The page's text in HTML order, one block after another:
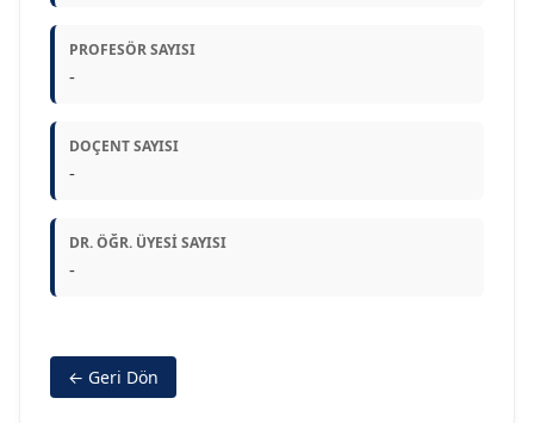
PROFESÖR SAYISI
-
DOÇENT SAYISI
-
DR. ÖĞR. ÜYESI SAYISI
-
← Geri Dön